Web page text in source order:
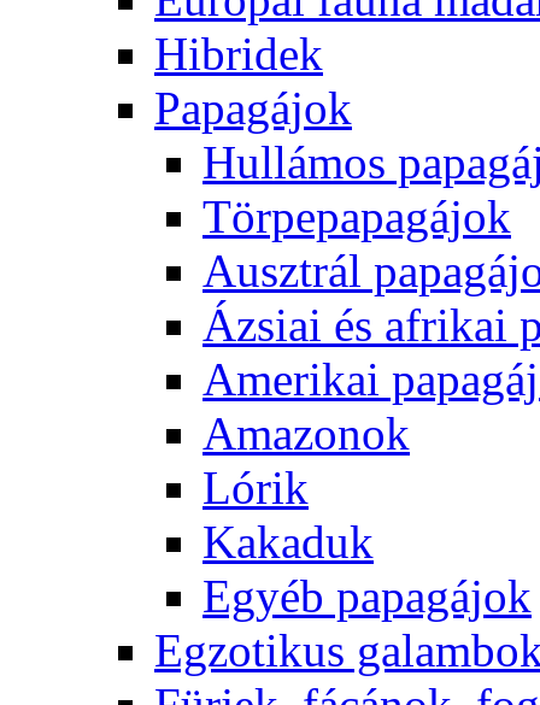
Hibridek
Papagájok
Hullámos
Törpepapagájok
Ausztrál
Ázsiai és afrikai
Amerikai
Amazonok
Lórik
Kakaduk
Egyéb papagájok
Egzotikus